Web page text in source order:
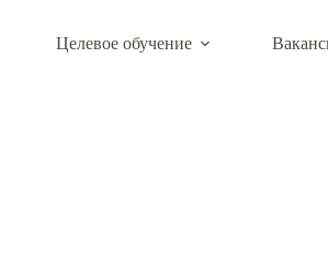
им. В.И. Вернадского
Целевое обучение